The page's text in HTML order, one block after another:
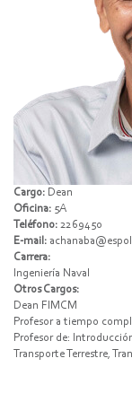
Cargo: Dean
Oficina: 5A
Teléfono: 2269450
E-mail:
Carrera:
Ingeniería Naval
Otros Cargos:
Dean FIMCM
Profesor a tiempo
Profesor de:
Transporte Terrestre,